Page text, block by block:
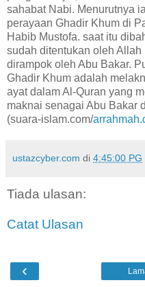
sahabat Nabi. Menurutnya
perayaan Ghadir Khum di
Habib Mustofa. saat itu
sudah ditentukan oleh
dirampok oleh Abu Bakar.
Ghadir Khum adalah
ayat dalam Al-Quran yang
maknai senagai Abu Bakar
(suara-islam.com/
ustazcyber.com di 4:45:00 PG
Tiada ulasan:
Catat Ulasan
‹